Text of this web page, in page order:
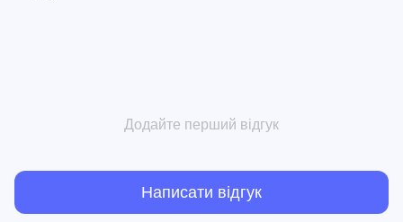
Додайте перший відгук
Написати відгук